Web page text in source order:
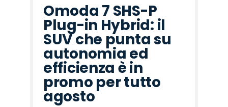
Omoda 7 SHS-P
Plug-in Hybrid: il
SUV che punta su
autonomia ed
efficienza è in
promo per tutto
agosto